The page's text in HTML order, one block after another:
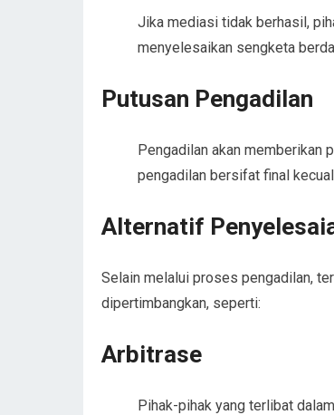
Jika mediasi tidak berhasil,
menyelesaikan sengketa
Putusan Pengadilan
Pengadilan akan memberikan
pengadilan bersifat final
Alternatif
Selain melalui proses pengadilan,
dipertimbangkan, seperti:
Arbitrase
Pihak-pihak yang terlibat